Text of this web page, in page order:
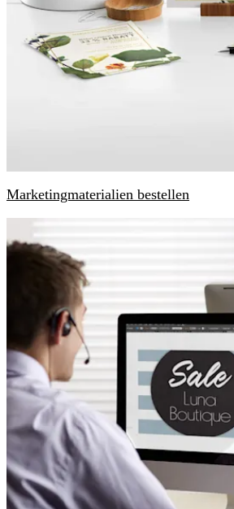
Marketingmaterialien bestellen